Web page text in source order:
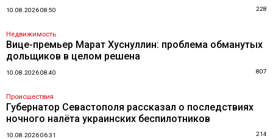
10.08.2026 08:50 228
Недвижимость
Вице-премьер Марат Хуснуллин: проблема обманутых
дольщиков в целом решена
10.08.2026 08:40 807
Происшествия
Губернатор Севастополя рассказал о последствиях
ночного налёта украинских беспилотников
10.08.2026 06:31 214